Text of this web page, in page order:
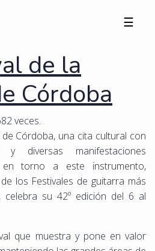
☰
de la
Córdoba
veces.
Córdoba, una cita cultural con
y diversas manifestaciones
en torno a este instrumento,
los Festivales de guitarra más
celebra su 42º edición del 6 al
que muestra y pone en valor